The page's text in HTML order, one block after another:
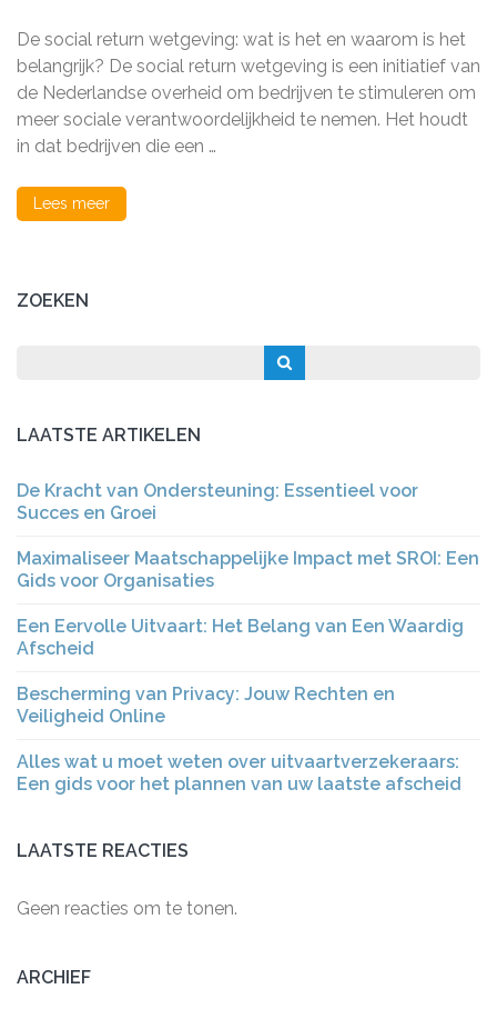
de
social
return
wetgeving
op
De social return wetgeving: wat is het en waarom is het
belangrijk? De social return wetgeving is een initiatief van
de Nederlandse overheid om bedrijven te stimuleren om
meer sociale verantwoordelijkheid te nemen. Het houdt
in dat bedrijven die een …
Lees meer
ZOEKEN
LAATSTE ARTIKELEN
De Kracht van Ondersteuning: Essentieel voor
Succes en Groei
Maximaliseer Maatschappelijke Impact met SROI: Een
Gids voor Organisaties
Een Eervolle Uitvaart: Het Belang van Een Waardig
Afscheid
Bescherming van Privacy: Jouw Rechten en
Veiligheid Online
Alles wat u moet weten over uitvaartverzekeraars:
Een gids voor het plannen van uw laatste afscheid
LAATSTE REACTIES
Geen reacties om te tonen.
ARCHIEF